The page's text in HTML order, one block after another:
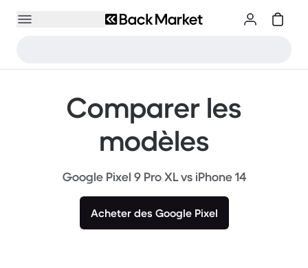
Comparer les
modèles
Google Pixel 9 Pro XL vs iPhone 14
Acheter des Google Pixel